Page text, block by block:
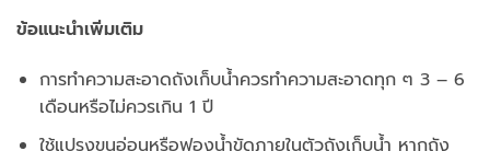
ข้อแนะนำเพิ่มเติม
การทำความสะอาดถังเก็บน้ำควรทำความสะอาดทุก ๆ 3 – 6
เดือนหรือไม่ควรเกิน 1 ปี
ใช้แปรงขนอ่อนหรือฟองน้ำขัดภายในตัวถังเก็บน้ำ หากถัง